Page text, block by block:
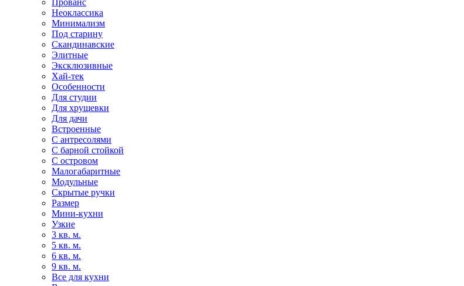
Неоклассика
Минимализм
Под старину
Скандинавские
Элитные
Эксклюзивные
Хай-тек
Особенности
Для студии
Для хрущевки
Для дачи
Встроенные
С антресолями
С барной стойкой
С островом
Малогабаритные
Модульные
Скрытые ручки
Размер
Мини-кухни
Узкие
3 кв. м.
5 кв. м.
6 кв. м.
9 кв. м.
Все для кухни